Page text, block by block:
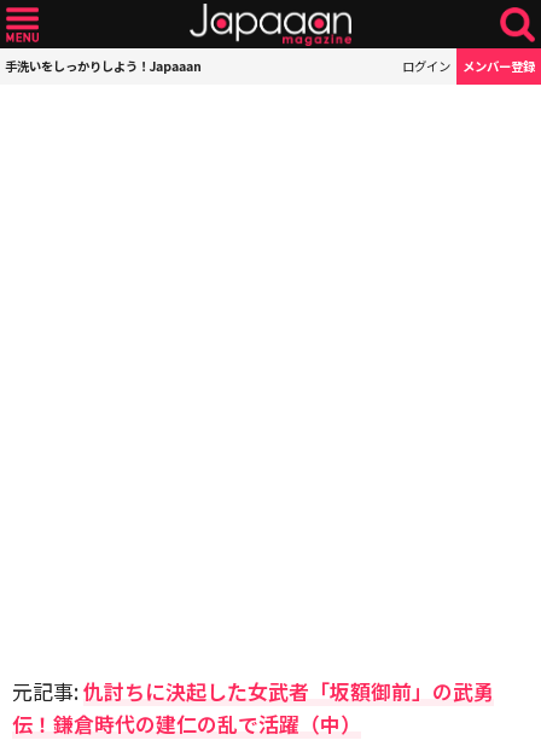
手洗いをしっかりしよう！Japaaan ログイン メンバー登録
元記事:仇討ちに決起した女武者「坂額御前」の武勇
伝！鎌倉時代の建仁の乱で活躍（中）